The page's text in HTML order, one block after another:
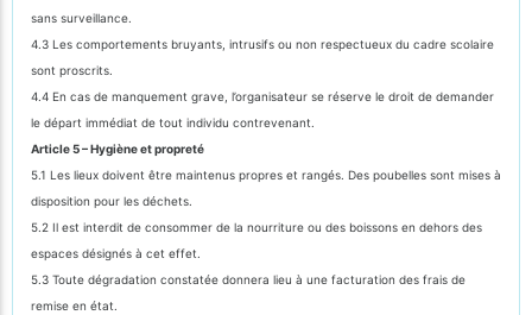
sans surveillance.
4.3 Les comportements bruyants, intrusifs ou non respectueux du cadre scolaire
sont proscrits.
4.4 En cas de manquement grave, l’organisateur se réserve le droit de demander
le départ immédiat de tout individu contrevenant.
Article 5 – Hygiène et propreté
5.1 Les lieux doivent être maintenus propres et rangés. Des poubelles sont mises à
disposition pour les déchets.
5.2 Il est interdit de consommer de la nourriture ou des boissons en dehors des
espaces désignés à cet effet.
5.3 Toute dégradation constatée donnera lieu à une facturation des frais de
remise en état.